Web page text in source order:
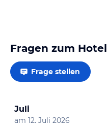
Fragen zum Hotel
Frage stellen
Juli
am 12. Juli 2026